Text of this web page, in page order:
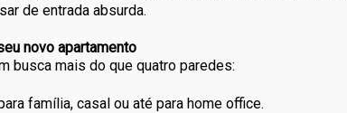
de entrada absurda.
novo apartamento
busca mais do que quatro paredes:
família, casal ou até para home office.